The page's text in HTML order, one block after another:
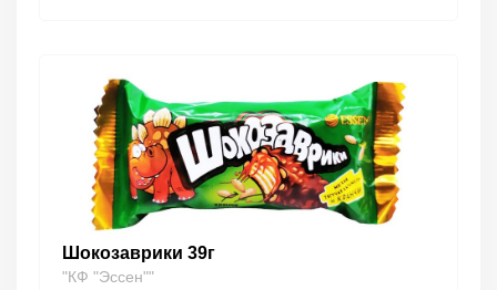
Шокозаврики 39г
"КФ "Эссен""